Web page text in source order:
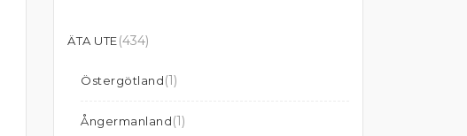
ÄTA UTE(434)
Östergötland(1)
Ångermanland(1)